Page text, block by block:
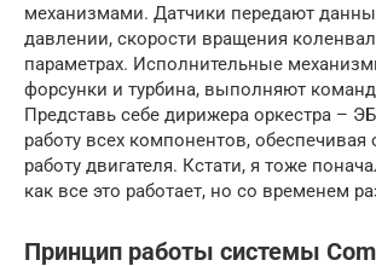
механизмами. Датчики передают
давлении, скорости вращения
параметрах. Исполнительные
форсунки и турбина, выполняют
Представь себе дирижера оркестра –
работу всех компонентов,
работу двигателя. Кстати, я тоже
как все это работает, но со временем
Принцип работы системы